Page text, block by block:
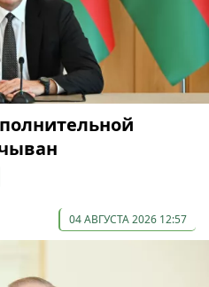
04 АВГУСТА 2026 12:57